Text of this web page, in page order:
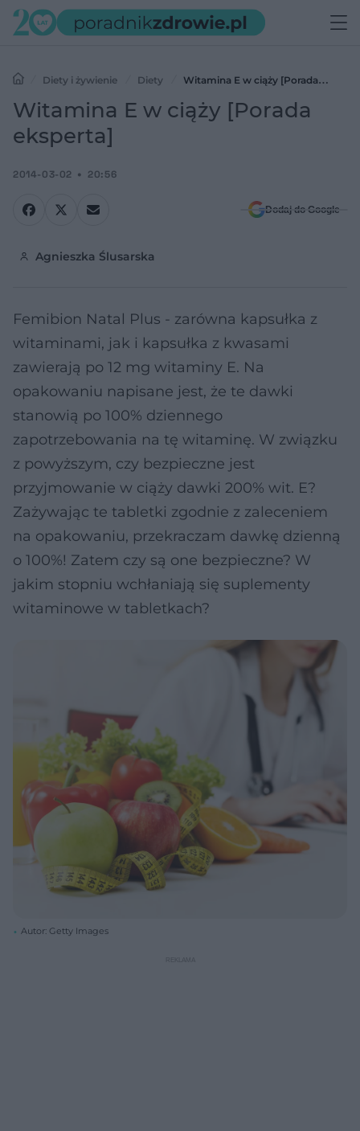
Diety i żywienie Diety
Witamina E w ciąży [Porada
eksperta]
Witamina E w ciąży [Porada
eksperta]
2014-03-02 20:56
Dodaj do Google
Agnieszka Ślusarska
Femibion Natal Plus - zarówna kapsułka z
witaminami, jak i kapsułka z kwasami
zawierają po 12 mg witaminy E. Na
opakowaniu napisane jest, że te dawki
stanowią po 100% dziennego
zapotrzebowania na tę witaminę. W związku
z powyższym, czy bezpieczne jest
przyjmowanie w ciąży dawki 200% wit. E?
Zażywając te tabletki zgodnie z zaleceniem
na opakowaniu, przekraczam dawkę dzienną
o 100%! Zatem czy są one bezpieczne? W
jakim stopniu wchłaniają się suplementy
witaminowe w tabletkach?
Autor: Getty Images